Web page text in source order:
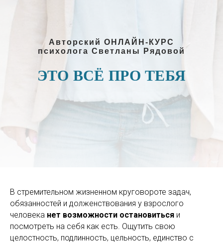
Авторский ОНЛАЙН-КУРС
психолога Светланы Рядовой
ЭТО ВСЁ ПРО ТЕБЯ
В стремительном жизненном круговороте задач,
обязанностей и долженствования у взрослого
человека нет возможности остановиться и
посмотреть на себя как есть. Ощутить свою
целостность, подлинность, цельность, единство с